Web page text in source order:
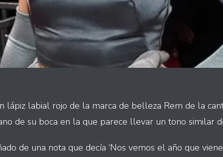
lápiz labial rojo de la marca de belleza Rem de la
de su boca en la que parece llevar un tono similar
de una nota que decía ‘Nos vemos el año que